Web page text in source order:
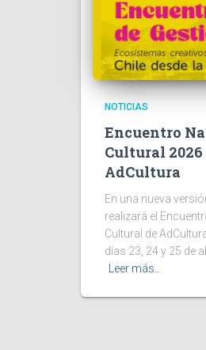
NOTICIAS
Encuentro
Cultural 2026
AdCultura
En una nueva
realizará el
Cultural de
días 23, 24 y 25 de
Leer más…